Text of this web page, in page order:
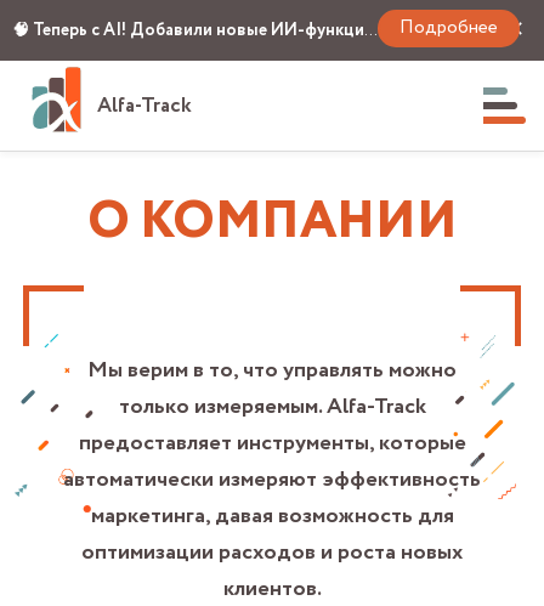
🧠 Теперь с AI! Добавили новые ИИ-функции: фильтрация и скоринг лидов, детект контрагентов и умные отчёты 🚀 Подробнее ✕
Alfa-Track
О КОМПАНИИ
Мы верим в то, что управлять можно
только измеряемым. Alfa-Track
предоставляет инструменты, которые
автоматически измеряют эффективность
маркетинга, давая возможность для
оптимизации расходов и роста новых
клиентов.